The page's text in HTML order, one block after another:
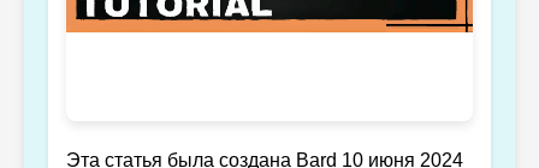
Эта статья была создана Bard 10 июня 2024